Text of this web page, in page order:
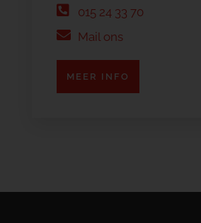
015 24 33 70
Mail ons
MEER INFO